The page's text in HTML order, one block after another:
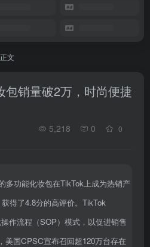
正文
包销量破2万，时尚便捷
5,218 0 0
多功能化妆包在TikTok上成为热销产
得了4.8分的高评价。 TikTok
作流程（SOP）模式，以促进销售
美国CPSC宣布召回超120万台存在